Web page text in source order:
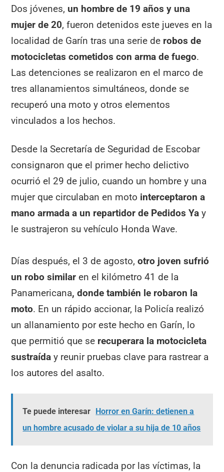
Dos jóvenes, un hombre de 19 años y una
mujer de 20, fueron detenidos este jueves en la
localidad de Garín tras una serie de robos de
motocicletas cometidos con arma de fuego.
Las detenciones se realizaron en el marco de
tres allanamientos simultáneos, donde se
recuperó una moto y otros elementos
vinculados a los hechos.
Desde la Secretaría de Seguridad de Escobar
consignaron que el primer hecho delictivo
ocurrió el 29 de julio, cuando un hombre y una
mujer que circulaban en moto interceptaron a
mano armada a un repartidor de Pedidos Ya y
le sustrajeron su vehículo Honda Wave.
Días después, el 3 de agosto,otro joven sufrió
un robo similaren el kilómetro 41 de la
Panamericana, donde también le robaron la
moto. En un rápido accionar, la Policía realizó
un allanamiento por este hecho en Garín, lo
que permitió que se recuperara la motocicleta
sustraída y reunir pruebas clave para rastrear a
los autores del asalto.
Te puede interesar Horror en Garín: detienen a
un hombre acusado de violar a su hija de 10 años
Con la denuncia radicada por las víctimas, la